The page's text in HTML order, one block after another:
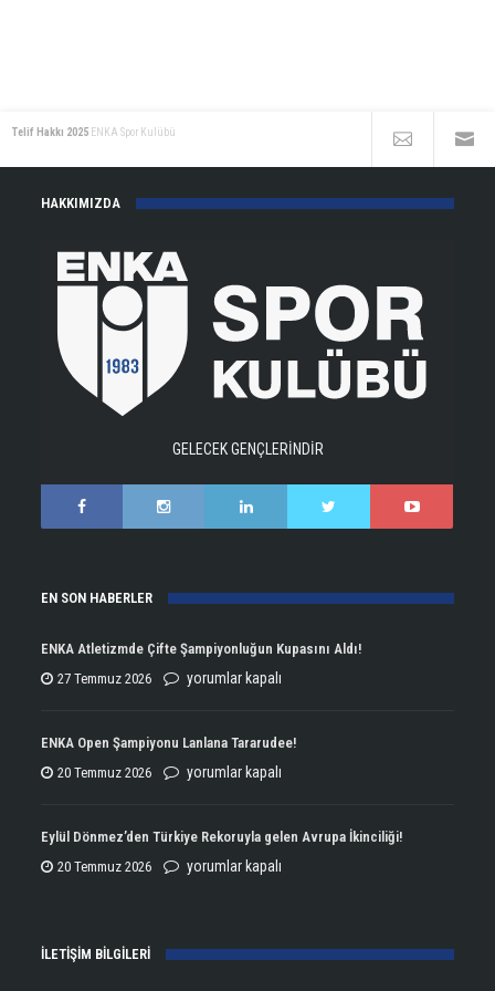
Telif Hakkı 2025 ENKA Spor Kulübü
HAKKIMIZDA
GELECEK GENÇLERİNDİR
EN SON HABERLER
ENKA Atletizmde Çifte Şampiyonluğun Kupasını Aldı!
27 Temmuz 2026
ENKA
Çifte
Şampiyonluğun
yorumlar kapalı
ENKA Open Şampiyonu Lanlana Tararudee!
20 Temmuz 2026
ENKA
Şampiyonu
Lanlana
yorumlar kapalı
Eylül Dönmez’den Türkiye Rekoruyla gelen Avrupa İkinciliği!
20 Temmuz 2026
Eylül
Rekoruyla
yorumlar kapalı
İLETİŞİM BİLGİLERİ